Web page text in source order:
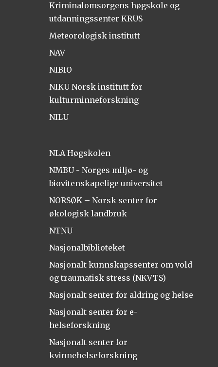
Kriminalomsorgens høgskole og
utdanningssenter KRUS
Meteorologisk institutt
NAV
NIBIO
NIKU Norsk institutt for
kulturminneforskning
NILU
NLA Høgskolen
NMBU - Norges miljø- og
biovitenskapelige universitet
NORSØK – Norsk senter for
økologisk landbruk
NTNU
Nasjonalbiblioteket
Nasjonalt kunnskapssenter om vold
og traumatisk stress (NKVTS)
Nasjonalt senter for aldring og helse
Nasjonalt senter for e-
helseforskning
Nasjonalt senter for
kvinnehelseforskning